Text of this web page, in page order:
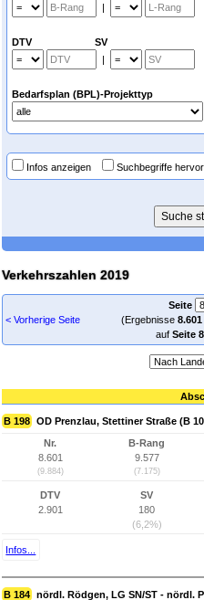
|
DTV SV
|
Bedarfsplan (BPL)-Projekttyp
Infos anzeigen Suchbegriffe
Verkehrszahlen 2019
< Vorherige Seite
Seite
(Ergebnisse 8.601
auf Seite
B 198 OD Prenzlau, Stettiner Straße (B
Nr.
8.601
(9.884)
B-Rang
9.577
(7.175)
DTV
2.901
SV
180
(6,2%)
Infos...
B 184 nördl. Rödgen, LG SN/ST - nördl.